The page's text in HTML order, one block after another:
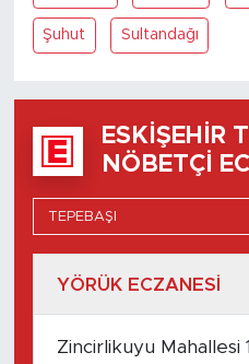
Şuhut Sultandağı
ESKIŞEHIR
NÖBETÇI
YÖRÜK ECZANESİ
Zincirlikuyu Mahallesi